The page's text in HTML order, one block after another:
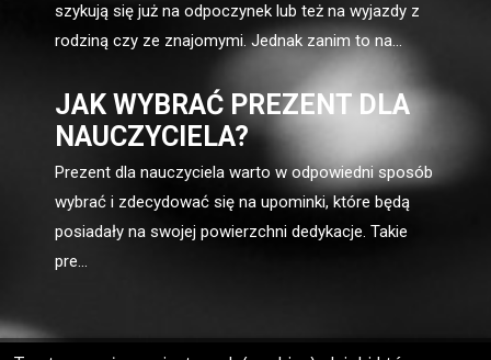
szykują się już na odpoczynek lub też na wyjazdy z
rodziną czy ze znajomymi. Jednak zanim to na...
JAK WYBRAĆ PREZENT DLA
NAUCZYCIELA?
Prezent dla nauczyciela warto w odpowiedni sposób
wybrać i zdecydować się na upominki, które będą
posiadały na swojej powierzchni dedykacje. Takie
pre...